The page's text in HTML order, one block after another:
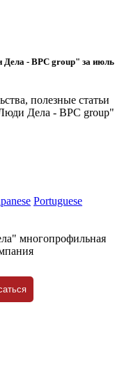
- BPC group" за июль
полезные статьи
Дела - BPC group"
Portuguese
многопрофильная